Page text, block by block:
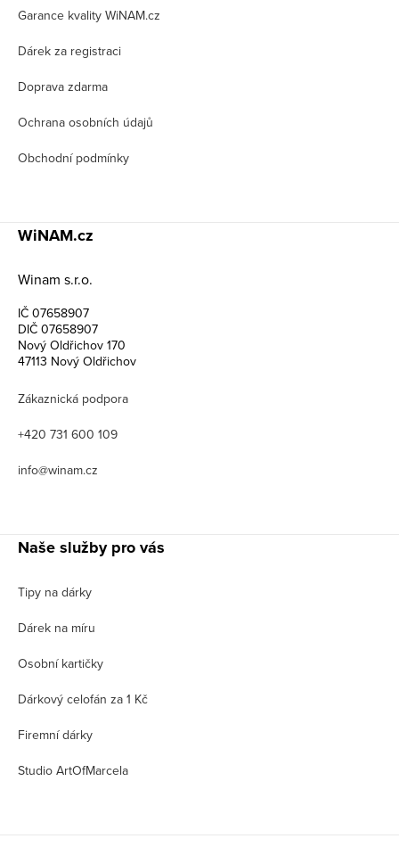
Garance kvality WiNAM.cz
Dárek za registraci
Doprava zdarma
Ochrana osobních údajů
Obchodní podmínky
WiNAM.cz
Winam s.r.o.
IČ 07658907
DIČ 07658907
Nový Oldřichov 170
47113 Nový Oldřichov
Zákaznická podpora
+420 731 600 109
info@winam.cz
Naše služby pro vás
Tipy na dárky
Dárek na míru
Osobní kartičky
Dárkový celofán za 1 Kč
Firemní dárky
Studio ArtOfMarcela